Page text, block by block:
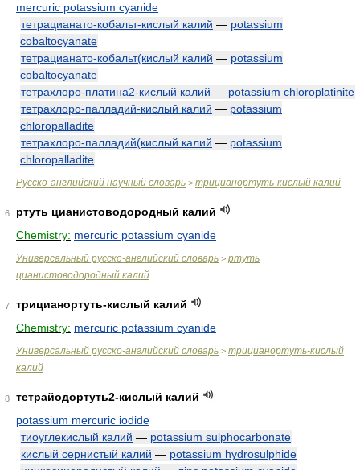
mercuric potassium cyanide
тетрацианато-кобальт-кислый калий — potassium
cobaltocyanate
тетрацианато-кобальт(кислый калий — potassium
cobaltocyanate
тетрахлоро-платина2-кислый калий — potassium chloroplatinite
тетрахлоро-палладий-кислый калий — potassium
chloropalladite
тетрахлоро-палладий(кислый калий — potassium
chloropalladite
Русско-английский научный словарь > трицианортуть-кислый калий
6
ртуть цианистоводородный калий
Chemistry: mercuric potassium cyanide
Универсальный русско-английский словарь > ртуть
цианистоводородный калий
7
трицианортуть-кислый калий
Chemistry: mercuric potassium cyanide
Универсальный русско-английский словарь > трицианортуть-кислый
калий
8
тетрайодортуть2-кислый калий
potassium mercuric iodide
тиоуглекислый калий — potassium sulphocarbonate
кислый сернистый калий — potassium hydrosulphide